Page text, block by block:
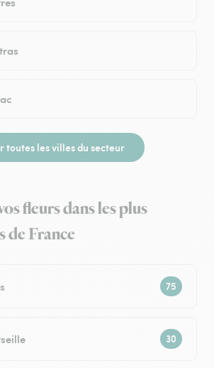
toutes les villes du secteur
fleurs dans les plus
de France